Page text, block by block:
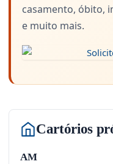
casamento, óbito,
e muito mais.
Cartórios
AM